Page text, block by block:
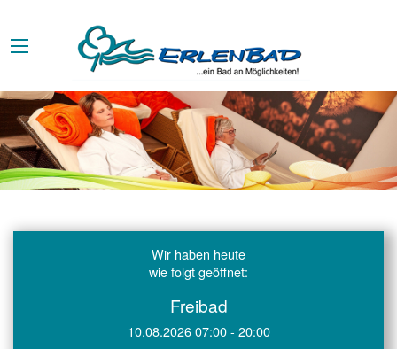
Wir haben heute
wie folgt geöffnet:
Freibad
10.08.2026 07:00 - 20:00